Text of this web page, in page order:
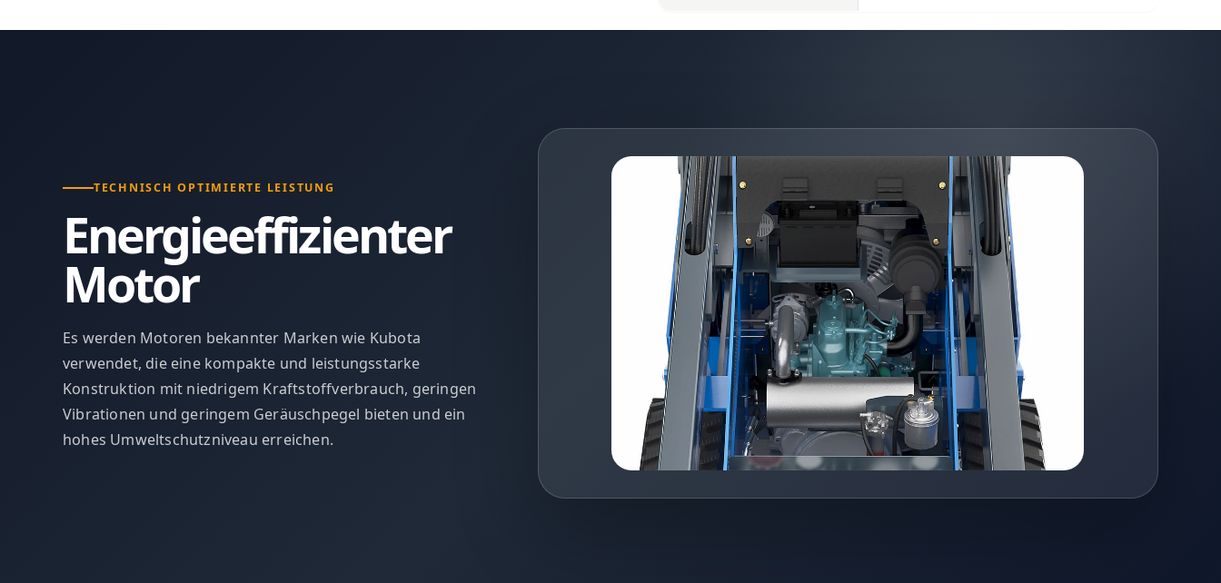
TECHNISCH OPTIMIERTE LEISTUNG
Energieeffizienter
Motor
Es werden Motoren bekannter Marken wie Kubota
verwendet, die eine kompakte und leistungsstarke
Konstruktion mit niedrigem Kraftstoffverbrauch, geringen
Vibrationen und geringem Geräuschpegel bieten und ein
hohes Umweltschutzniveau erreichen.